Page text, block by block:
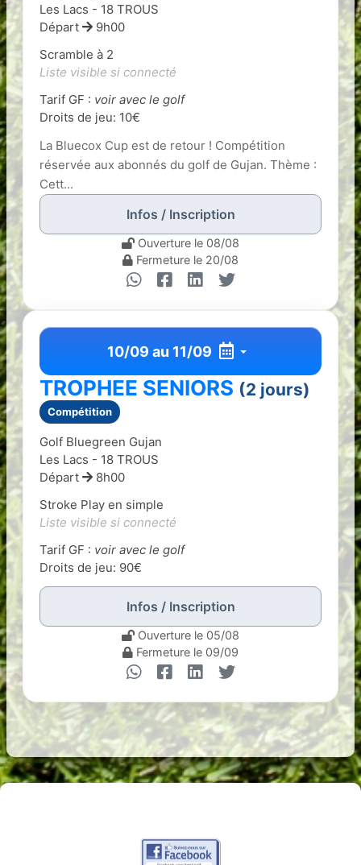
Les Lacs - 18 TROUS
Départ
9h00
Scramble à 2
Liste visible si connecté
Tarif GF : voir avec le golf
Droits de jeu: 10€
La Bluecox Cup est de retour ! Compétition
réservée aux abonnés du golf de Gujan. Thème :
Cett...
Infos / Inscription
Ouverture le 08/08
Fermeture le 20/08
10/09 au 11/09
TROPHEE SENIORS (2 jours)
Compétition
Golf Bluegreen Gujan
Les Lacs - 18 TROUS
Départ
8h00
Stroke Play en simple
Liste visible si connecté
Tarif GF : voir avec le golf
Droits de jeu: 90€
Infos / Inscription
Ouverture le 05/08
Fermeture le 09/09